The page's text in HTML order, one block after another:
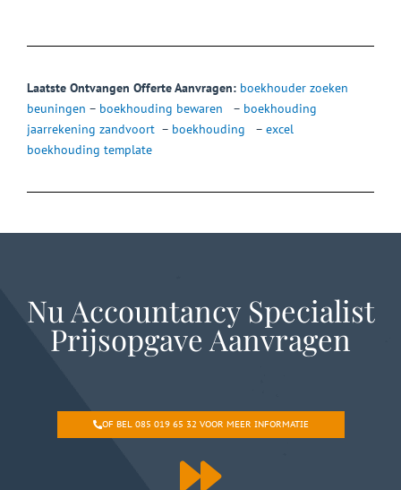
Laatste Ontvangen Offerte Aanvragen: boekhouder zoeken
beuningen – boekhouding bewaren – boekhouding
jaarrekening zandvoort – boekhouding – excel
boekhouding template
Nu Accountancy Specialist
Prijsopgave Aanvragen
OF BEL 085 019 65 32 VOOR MEER INFORMATIE